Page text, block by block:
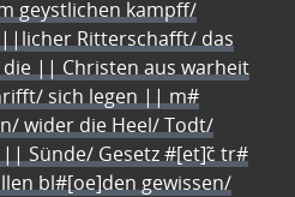
geystlichen kampff/
Ritterschafft/ das
die || Christen aus warheit
sich legen || m#
wider die Heel/ Todt/
Sünde/ Gesetz #[et]c̃ tr#
bl#[oe]den gewissen/